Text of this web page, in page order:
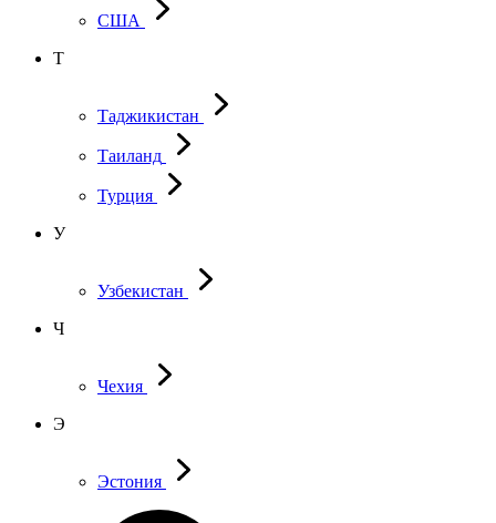
США
Т
Таджикистан
Таиланд
Турция
У
Узбекистан
Ч
Чехия
Э
Эстония